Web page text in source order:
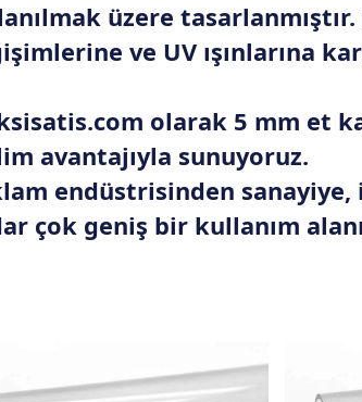
üzere tasarlanmıştır.
ve UV ışınlarına
olarak 5 mm et
avantajıyla sunuyoruz.
endüstrisinden
çok geniş bir kullanım